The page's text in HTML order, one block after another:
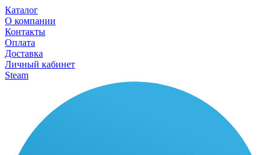
Каталог
О компании
Контакты
Оплата
Доставка
Личный кабинет
Steam